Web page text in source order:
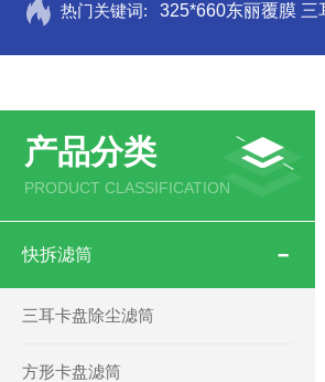
热门关键词: 325*660东丽覆膜 三
产品分类
PRODUCT CLASSIFICATION
快拆滤筒
三耳卡盘除尘滤筒
方形卡盘滤筒